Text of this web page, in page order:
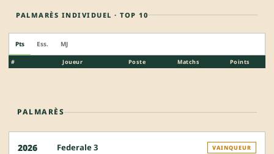
PALMARÈS INDIVIDUEL · TOP 10
Pts Ess. MJ
# Joueur Poste Matchs Points
PALMARÈS
2026 Federale 3 VAINQUEUR